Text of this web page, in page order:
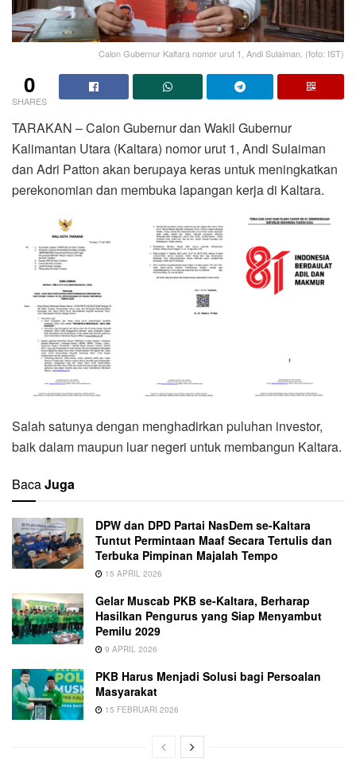
Calon Gubernur Kaltara nomor urut 1, Andi Sulaiman. (foto: IST)
0
SHARES
TARAKAN – Calon Gubernur dan Wakil Gubernur
Kalimantan Utara (Kaltara) nomor urut 1, Andi Sulaiman
dan Adri Patton akan berupaya keras untuk meningkatkan
perekonomian dan membuka lapangan kerja di Kaltara.
Salah satunya dengan menghadirkan puluhan investor,
baik dalam maupun luar negeri untuk membangun Kaltara.
BacaJuga
DPW dan DPD Partai NasDem se-Kaltara
Tuntut Permintaan Maaf Secara Tertulis dan
Terbuka Pimpinan Majalah Tempo
15 APRIL 2026
Gelar Muscab PKB se-Kaltara, Berharap
Hasilkan Pengurus yang Siap Menyambut
Pemilu 2029
9 APRIL 2026
PKB Harus Menjadi Solusi bagi Persoalan
Masyarakat
15 FEBRUARI 2026